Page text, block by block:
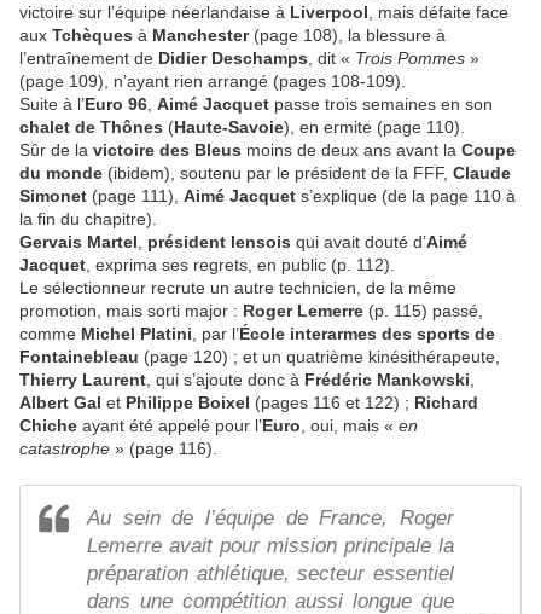
victoire sur l’équipe néerlandaise à Liverpool , mais défaite face
aux Tchèques à Manchester(page 108), la blessure à
l’entraînement de Didier Deschamps , dit « Trois Pommes »
(page 109), n’ayant rien arrangé (pages 108-109).
Suite à l’Euro 96 Aimé Jacquet passe trois semaines en son
chalet de Thônes (Haute-Savoie), en ermite (page 110).
Sûr de la victoire des Bleus moins de deux ans avant la Coupe
du monde (ibidem), soutenu par le président de la FFF, Claude
Simonet (page 111), Aimé Jacquet s’explique (de la page 110 à
la fin du chapitre).
Gervais Martel
président lensois qui avait douté d’Aimé
Jacquet , exprima ses regrets, en public (p. 112).
Le sélectionneur recrute un autre technicien, de la même
promotion, mais sorti major : Roger Lemerre (p. 115) passé,
comme Michel Platini , par l’École interarmes des sports de
Fontainebleau (page 120) ; et un quatrième kinésithérapeute,
Thierry Laurent , qui s’ajoute donc à Frédéric Mankowski
Albert Gal et Philippe Boixel (pages 116 et 122) ; Richard
Chiche ayant été appelé pour l’Euro , oui, mais « en
catastrophe » (page 116).
Au sein de l’équipe de France, Roger
Lemerre avait pour mission principale la
préparation athlétique, secteur essentiel
dans une compétition aussi longue que